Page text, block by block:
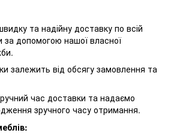
та надійну доставку по всій
за допомогою нашої власної
залежить від обсягу замовлення та
час доставки та надаємо
зручного часу отримання.